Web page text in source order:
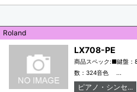
Roland
LX708-PE
商品スペック:■鍵盤
数：324音色 ...
ピアノ・シンセ...